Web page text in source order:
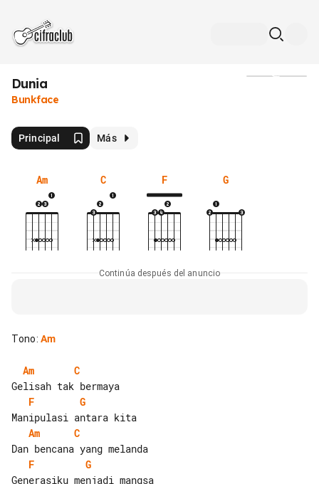
Dunia
Bunkface
Principal Más
Am C F G
Continúa después del anuncio
Tono: Am
Am
C
F
G
Am
C
F
G